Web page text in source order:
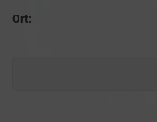
Ort: